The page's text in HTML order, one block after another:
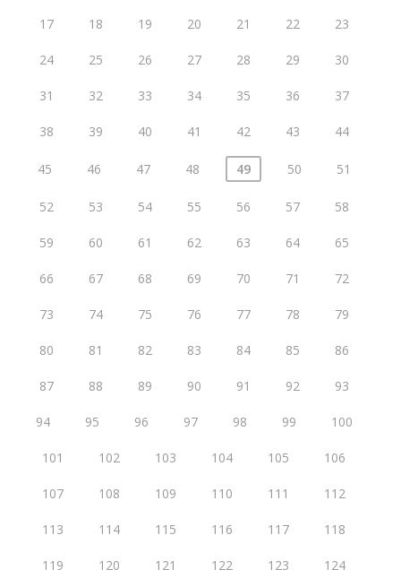
17 18 19 20 21 22 23
24 25 26 27 28 29 30
31 32 33 34 35 36 37
38 39 40 41 42 43 44
45 46 47 48 49 50 51
52 53 54 55 56 57 58
59 60 61 62 63 64 65
66 67 68 69 70 71 72
73 74 75 76 77 78 79
80 81 82 83 84 85 86
87 88 89 90 91 92 93
94 95 96 97 98 99 100
101 102 103 104 105 106
107 108 109 110 111 112
113 114 115 116 117 118
119 120 121 122 123 124